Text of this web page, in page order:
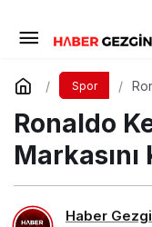
Spor
Ronaldo
Markasını
Haber